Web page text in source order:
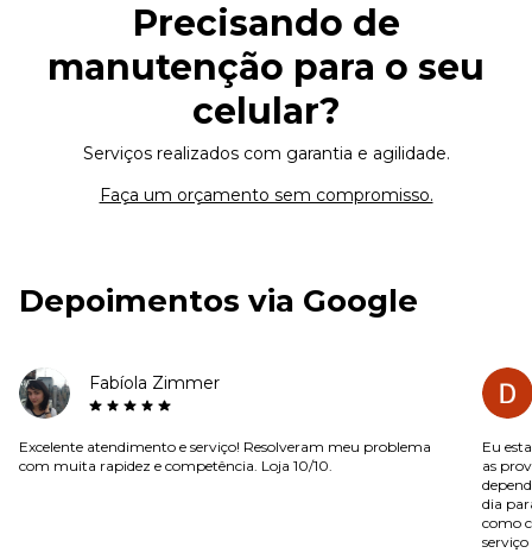
Precisando de
manutenção para o seu
celular?
Serviços realizados com garantia e agilidade.
Faça um orçamento sem compromisso.
Depoimentos via Google
Fabíola Zimmer
Excelente atendimento e serviço! Resolveram meu problema
com muita rapidez e competência. Loja 10/10.
Eu
as
dia
como